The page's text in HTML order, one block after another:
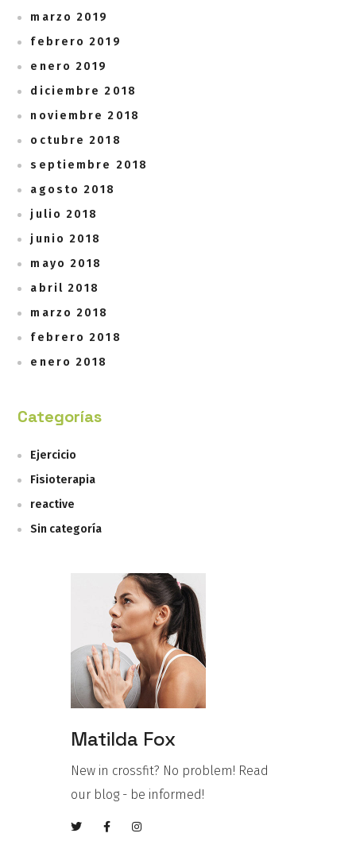
marzo 2019
febrero 2019
enero 2019
diciembre 2018
noviembre 2018
octubre 2018
septiembre 2018
agosto 2018
julio 2018
junio 2018
mayo 2018
abril 2018
marzo 2018
febrero 2018
enero 2018
Categorías
Ejercicio
Fisioterapia
reactive
Sin categoría
Matilda Fox
New in crossfit? No problem! Read
our blog - be informed!